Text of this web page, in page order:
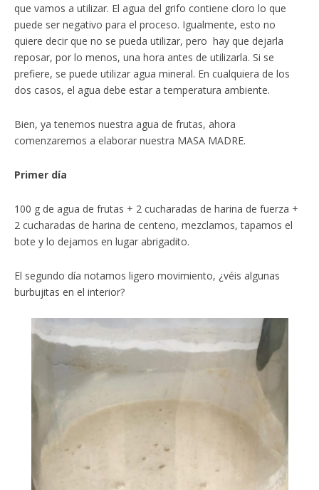
que vamos a utilizar. El agua del grifo contiene cloro lo que
puede ser negativo para el proceso. Igualmente, esto no
quiere decir que no se pueda utilizar, pero hay que dejarla
reposar, por lo menos, una hora antes de utilizarla. Si se
prefiere, se puede utilizar agua mineral. En cualquiera de los
dos casos, el agua debe estar a temperatura ambiente.
Bien, ya tenemos nuestra agua de frutas, ahora
comenzaremos a elaborar nuestra MASA MADRE.
Primer día
100 g de agua de frutas + 2 cucharadas de harina de fuerza +
2 cucharadas de harina de centeno, mezclamos, tapamos el
bote y lo dejamos en lugar abrigadito.
El segundo día notamos ligero movimiento, ¿véis algunas
burbujitas en el interior?